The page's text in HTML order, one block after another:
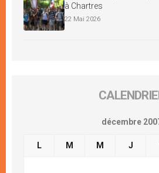
à Chartres
22 Mai 2026
décembre
L M M J